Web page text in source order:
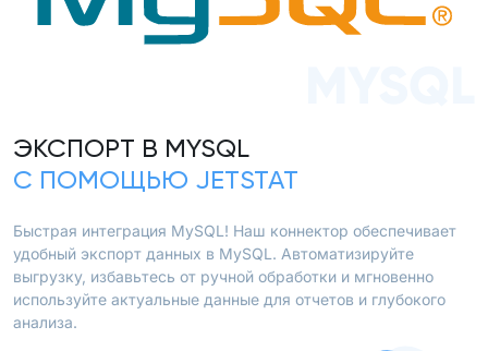
ЭКСПОРТ В MYSQL
С ПОМОЩЬЮ JETSTAT
Быстрая интеграция MySQL! Наш коннектор обеспечивает
удобный экспорт данных в MySQL. Автоматизируйте
выгрузку, избавьтесь от ручной обработки и мгновенно
используйте актуальные данные для отчетов и глубокого
анализа.